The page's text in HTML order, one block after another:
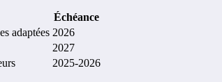
Échéance
adaptées 2026
2027
2025-2026